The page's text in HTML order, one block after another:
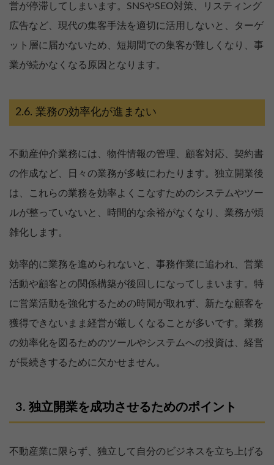
営が停滞してしまいます。SNSやSEO対策、リスティング
広告など、現代の集客手法を適切に活用しないと、ターゲ
ット層に届かないため、短期間での集客が難しくなり、事
業が続かなくなる原因となります。
業務の効率化が進まない
不動産仲介業務には、物件情報の管理、顧客対応、契約書
の作成など、日々の業務が多岐にわたります。独立開業後
は、これらの業務を効率よくこなすためのシステムやツー
ルが整っていないと、時間的な余裕がなくなり、業務が煩
雑化します。
効率的に業務を進められないと、事務作業に追われ、営業
活動や顧客との関係構築が後回しになってしまいます。特
に営業活動を強化するための時間が取れず、新たな顧客を
獲得できないまま経営が厳しくなることが多いです。業務
の効率化を図るためのツールやシステムへの投資は、経営
が長続きするために欠かせません。
独立開業を成功させるためのポイント
不動産業に限らず、独立して自分のビジネスを立ち上げる